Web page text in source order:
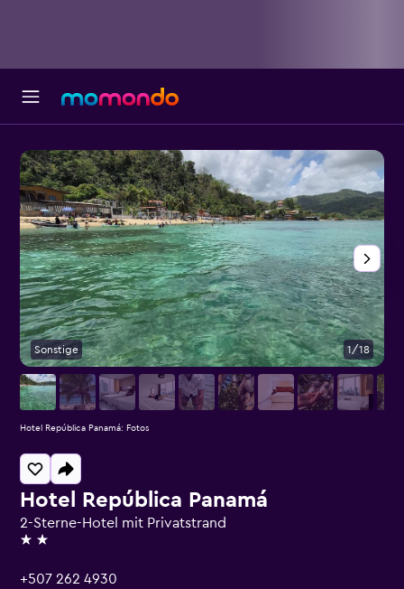
Hotel República Panamá
2-Sterne-Hotel mit Privatstrand
2 Sterne
+507 262 4930
Sonstige 1/18
Hotel República Panamá: Fotos